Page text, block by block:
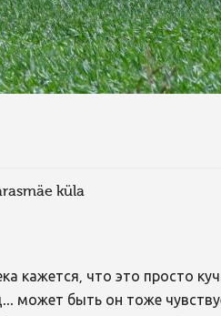
küla
кажется, что это просто
может быть он тоже